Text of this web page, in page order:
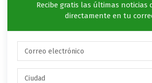
Recibe gratis las últimas noticias
directamente en tu